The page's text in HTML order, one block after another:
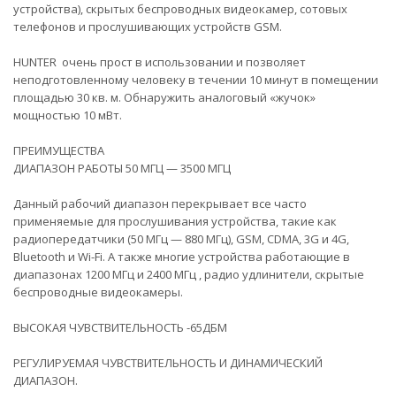
устройства), скрытых беспроводных видеокамер, сотовых
телефонов и прослушивающих устройств GSM.
HUNTER очень прост в использовании и позволяет
неподготовленному человеку в течении 10 минут в помещении
площадью 30 кв. м. Обнаружить аналоговый «жучок»
мощностью 10 мВт.
ПРЕИМУЩЕСТВА
ДИАПАЗОН РАБОТЫ 50 МГЦ — 3500 МГЦ
Данный рабочий диапазон перекрывает все часто
применяемые для прослушивания устройства, такие как
радиопередатчики (50 МГц — 880 МГц), GSM, CDMA, 3G и 4G,
Bluetooth и Wi-Fi. А также многие устройства работающие в
диапазонах 1200 МГц и 2400 МГц , радио удлинители, скрытые
беспроводные видеокамеры.
ВЫСОКАЯ ЧУВСТВИТЕЛЬНОСТЬ -65ДБМ
РЕГУЛИРУЕМАЯ ЧУВСТВИТЕЛЬНОСТЬ И ДИНАМИЧЕСКИЙ
ДИАПАЗОН.